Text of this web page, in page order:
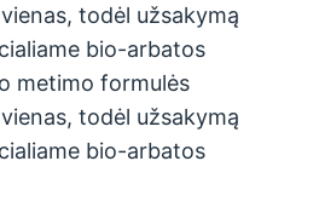
todėl užsakymą
bio-arbatos
metimo formulės
todėl užsakymą
bio-arbatos